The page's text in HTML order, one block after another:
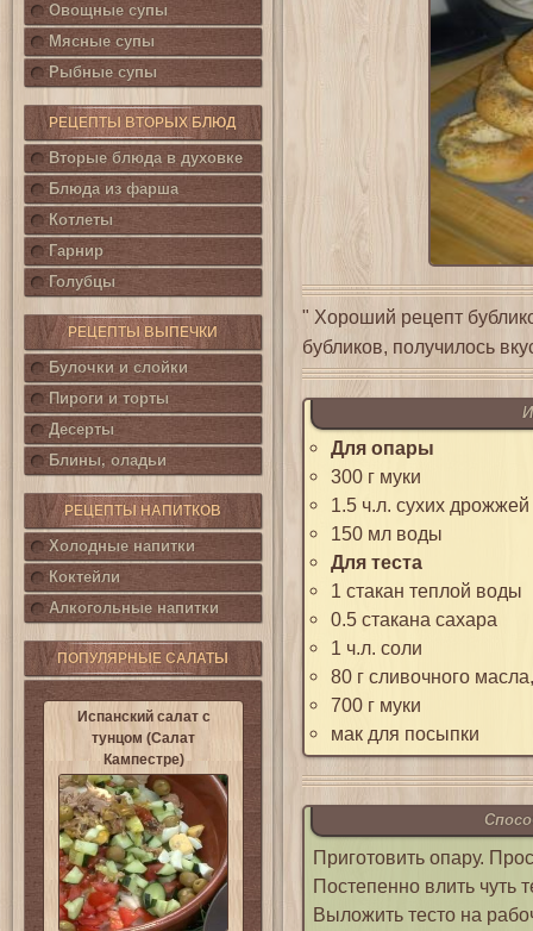
Овощные супы
Мясные супы
Рыбные супы
РЕЦЕПТЫ ВТОРЫХ БЛЮД
Вторые блюда в духовке
Блюда из фарша
Котлеты
Гарнир
Голубцы
РЕЦЕПТЫ ВЫПЕЧКИ
Булочки и слойки
Пироги и торты
Десерты
Блины, оладьи
РЕЦЕПТЫ НАПИТКОВ
Холодные напитки
Коктейли
Алкогольные напитки
ПОПУЛЯРНЫЕ САЛАТЫ
Испанский салат с
тунцом (Салат
Кампестре)
" Хороший рецепт
бубликов, получилось
Для опары
300 г муки
1.5 ч.л. сухих
150 мл воды
Для теста
1 стакан теплой воды
0.5 стакана сахара
1 ч.л. соли
80 г сливочного
700 г муки
мак для посыпки
Приготовить опару.
Постепенно влить чуть
Выложить тесто на